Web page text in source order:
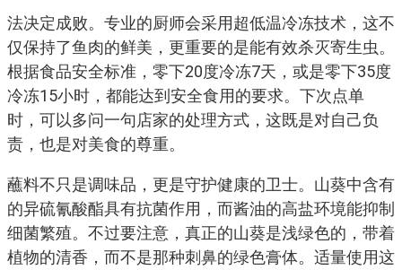
法决定成败。专业的厨师会采用超低温冷冻技术，这不
仅保持了鱼肉的鲜美，更重要的是能有效杀灭寄生虫。
根据食品安全标准，零下20度冷冻7天，或是零下35度
冷冻15小时，都能达到安全食用的要求。下次点单
时，可以多问一句店家的处理方式，这既是对自己负
责，也是对美食的尊重。
蘸料不只是调味品，更是守护健康的卫士。山葵中含有
的异硫氰酸酯具有抗菌作用，而酱油的高盐环境能抑制
细菌繁殖。不过要注意，真正的山葵是浅绿色的，带着
植物的清香，而不是那种刺鼻的绿色膏体。适量使用这